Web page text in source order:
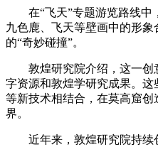
在“飞天”专题游览路线中
九色鹿、飞天等壁画中的形
的“奇妙碰撞”。
敦煌研究院介绍，这一创
字资源和敦煌学研究成果。
等新技术相结合，在莫高窟创
界。
近年来，敦煌研究院持续创